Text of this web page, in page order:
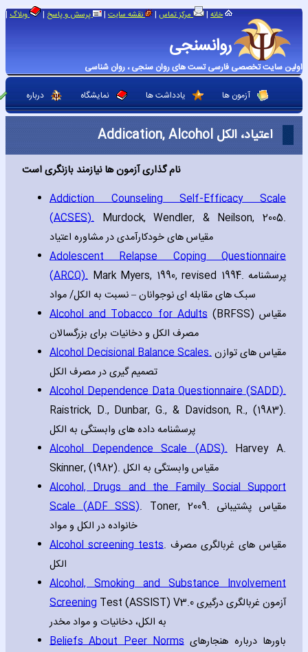
روانسنجی
اولین سایت تخصصی فارسی تست های روان سنجی ، روان شناسی
خانه | مرکز تماس | نقشه سایت | پرسش و پاسخ | وبلاگ |
آزمون ها یادداشت ها نمایشگاه درباره
اعتیاد، الکل Addication‚ Alcohol
نام گذاری آزمون ها نیازمند بازنگری است
Addiction Counseling Self-Efficacy Scale
(ACSES). Murdock‚ Wendler‚ & Neilson‚ 2005.
مقیاس های خودکارآمدی در مشاوره اعتیاد
Adolescent Relapse Coping Questionnaire
(ARCQ). Mark Myers‚ 1990‚ revised 1994. پرسشنامه
سبک های مقابله ای نوجوانان – نسبت به الکل/ مواد
Alcohol and Tobacco for Adults(BRFSS) مقیاس
مصرف الکل و دخانیات برای بزرگسالان
Alcohol Decisional Balance Scales.
تصمیم گیری در مصرف الکل
Alcohol Dependence Data Questionnaire (SADD).
Raistrick‚ D.‚ Dunbar‚ G.‚ & Davidson‚ R.‚ (1983).
پرسشنامه داده های وابستگی به الکل
Alcohol Dependence Scale (ADS).Harvey A.
Skinner‚ (1982). مقیاس وابستگی به الکل
Alcohol‚ Drugs and the Family Social Support
Scale (ADF SSS). Toner‚ 2009. مقیاس پشتیبانی
خانواده در الکل و مواد
Alcohol screening tests. مقیاس های غربالگری مصرف
الکل
Alcohol‚ Smoking and Substance Involvement
Screening Test (ASSIST) V3.0 آزمون غربالگری درگیری
به الکل، دخانیات و مواد مخدر
Beliefs About Peer Norms باورها درباره هنجارهای